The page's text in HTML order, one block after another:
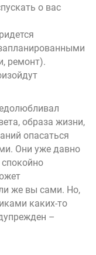
о вас
ремонт).
образа жизни,
опасаться
Они уже давно
же вы сами. Но,
каких-то
–